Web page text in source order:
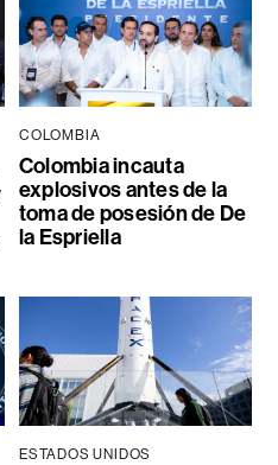
COLOMBIA
Colombia incauta
explosivos antes de la
toma de posesión de De
la Espriella
ESTADOS UNIDOS